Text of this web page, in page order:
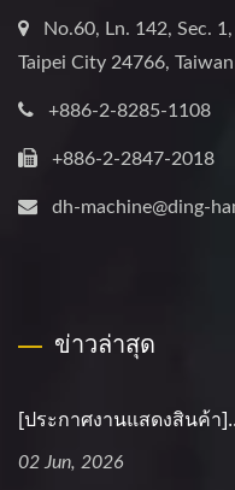
No.60, Ln. 142, Sec.
Taipei City 24766, Taiwan
+886-2-8285-1108
+886-2-2847-2018
dh-machine@ding-
ข่าวล่าสุด
[ประกาศงานแสดงสินค้า
02 Jun, 2026